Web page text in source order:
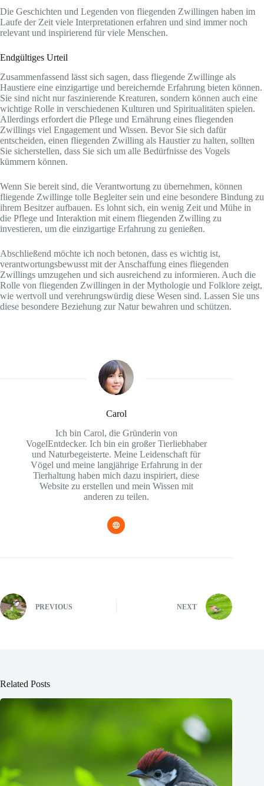
Die Geschichten und Legenden von fliegenden Zwillingen haben im
Laufe der Zeit viele Interpretationen erfahren und sind immer noch
relevant und inspirierend für viele Menschen.
Endgültiges Urteil
Zusammenfassend lässt sich sagen, dass fliegende Zwillinge als
Haustiere eine einzigartige und bereichernde Erfahrung bieten können.
Sie sind nicht nur faszinierende Kreaturen, sondern können auch eine
wichtige Rolle in verschiedenen Kulturen und Spiritualitäten spielen.
Allerdings erfordert die Pflege und Ernährung eines fliegenden
Zwillings viel Engagement und Wissen. Bevor Sie sich dafür
entscheiden, einen fliegenden Zwilling als Haustier zu halten, sollten
Sie sicherstellen, dass Sie sich um alle Bedürfnisse des Vogels
kümmern können.
Wenn Sie bereit sind, die Verantwortung zu übernehmen, können
fliegende Zwillinge tolle Begleiter sein und eine besondere Bindung zu
ihrem Besitzer aufbauen. Es lohnt sich, ein wenig Zeit und Mühe in
die Pflege und Interaktion mit einem fliegenden Zwilling zu
investieren, um die einzigartige Erfahrung zu genießen.
Abschließend möchte ich noch betonen, dass es wichtig ist,
verantwortungsbewusst mit der Anschaffung eines fliegenden
Zwillings umzugehen und sich ausreichend zu informieren. Auch die
Rolle von fliegenden Zwillingen in der Mythologie und Folklore zeigt,
wie wertvoll und verehrungswürdig diese Wesen sind. Lassen Sie uns
diese besondere Beziehung zur Natur bewahren und schützen.
Carol
Ich bin Carol, die Gründerin von
VogelEntdecker. Ich bin ein großer Tierliebhaber
und Naturbegeisterte. Meine Leidenschaft für
Vögel und meine langjährige Erfahrung in der
Tierhaltung haben mich dazu inspiriert, diese
Website zu erstellen und mein Wissen mit
anderen zu teilen.
PREVIOUS NEXT
Related Posts